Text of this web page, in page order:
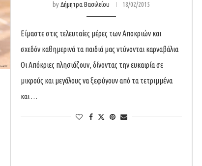
byΔήμητρα Βασιλείου 18/02/2015
Είμαστε στις τελευταίες μέρες των Αποκριών και
σχεδόν καθημερινά τα παιδιά μας ντύνονται καρναβάλια
Οι Απόκριες πλησιάζουν, δίνοντας την ευκαιρία σε
μικρούς και μεγάλους να ξεφύγουν από τα τετριμμένα
και …